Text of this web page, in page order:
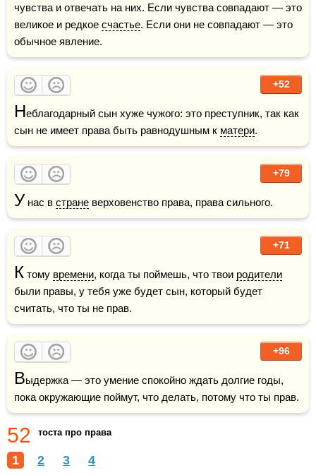
чувства и отвечать на них. Если чувства совпадают — это
великое и редкое счастье. Если они не совпадают — это
обычное явление.
+52
Неблагодарный сын хуже чужого: это преступник, так как
сын не имеет права быть равнодушным к матери.
+79
У нас в стране верховенство права, права сильного.
+71
К тому времени, когда ты поймешь, что твои родители
были правы, у тебя уже будет сын, который будет
считать, что ты не прав.
+96
Выдержка — это умение спокойно ждать долгие годы,
пока окружающие поймут, что делать, потому что ты прав.
52 тоста про права
1 2 3 4